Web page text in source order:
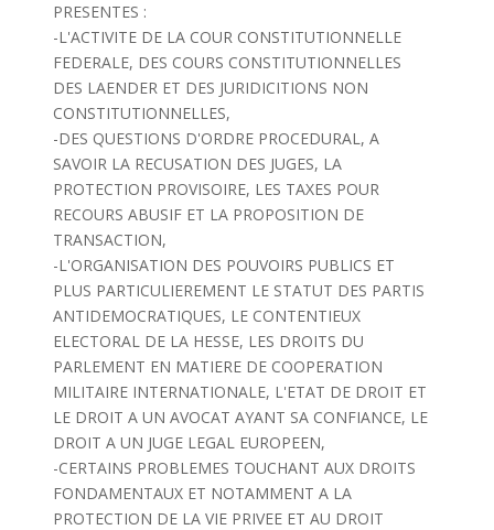
PRESENTES :
-L'ACTIVITE DE LA COUR CONSTITUTIONNELLE
FEDERALE, DES COURS CONSTITUTIONNELLES
DES LAENDER ET DES JURIDICITIONS NON
CONSTITUTIONNELLES,
-DES QUESTIONS D'ORDRE PROCEDURAL, A
SAVOIR LA RECUSATION DES JUGES, LA
PROTECTION PROVISOIRE, LES TAXES POUR
RECOURS ABUSIF ET LA PROPOSITION DE
TRANSACTION,
-L'ORGANISATION DES POUVOIRS PUBLICS ET
PLUS PARTICULIEREMENT LE STATUT DES PARTIS
ANTIDEMOCRATIQUES, LE CONTENTIEUX
ELECTORAL DE LA HESSE, LES DROITS DU
PARLEMENT EN MATIERE DE COOPERATION
MILITAIRE INTERNATIONALE, L'ETAT DE DROIT ET
LE DROIT A UN AVOCAT AYANT SA CONFIANCE, LE
DROIT A UN JUGE LEGAL EUROPEEN,
-CERTAINS PROBLEMES TOUCHANT AUX DROITS
FONDAMENTAUX ET NOTAMMENT A LA
PROTECTION DE LA VIE PRIVEE ET AU DROIT